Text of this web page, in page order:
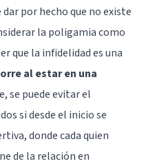
por hecho que no existe
la poligamia como
que la infidelidad es una
al estar en una
se puede evitar el
si desde el inicio se
, donde cada quien
de la relación en